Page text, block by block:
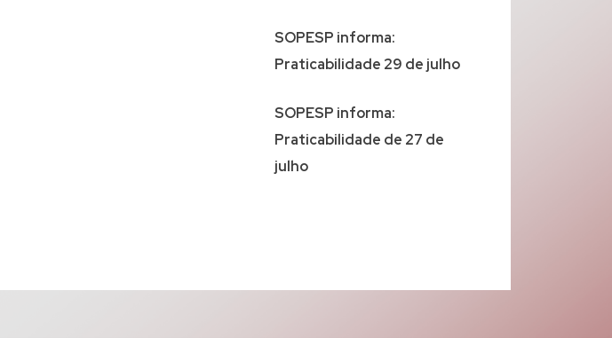
SOPESP informa:
Praticabilidade 29 de julho
SOPESP informa:
Praticabilidade de 27 de
julho